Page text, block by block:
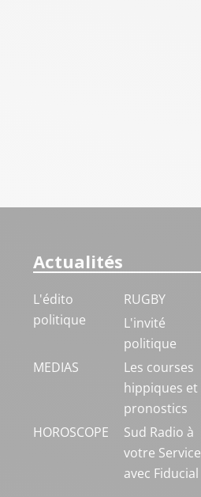
Actualités
L'édito
politique
RUGBY
L'invité
politique
MEDIAS
Les courses
hippiques et
pronostics
HOROSCOPE
Sud Radio à
votre Service
avec Fiducial